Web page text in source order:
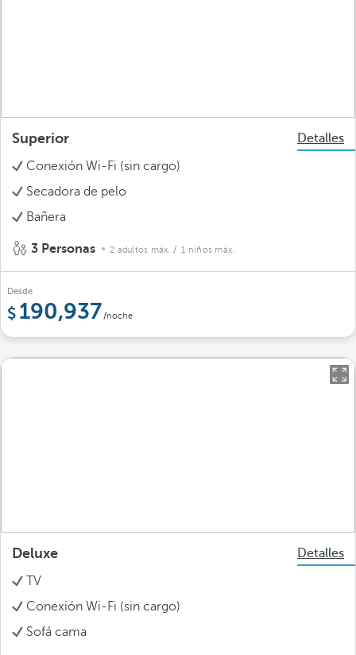
Superior
Detalles
Conexión Wi-Fi (sin cargo)
Secadora de pelo
Bañera
3 Personas 2 adultos máx. / 1 niños máx.
Desde
190,937/noche
Deluxe
Detalles
TV
Conexión Wi-Fi (sin cargo)
Sofá cama